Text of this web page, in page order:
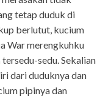
tetap duduk di
berlutut, kucium
War merengkuhku
sedu. Sekalian
dari duduknya dan
pipinya dan